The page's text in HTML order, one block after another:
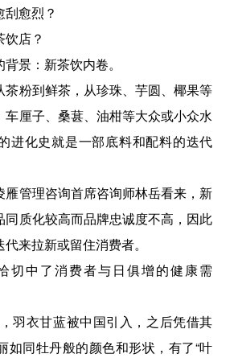
愈烈？
店？
景：新茶饮内卷。
茶粉到鲜茶，从珍珠、芋圆、椰果等
厘子、桑葚、油柑等大众或小众水
进化史就是一部底料和配料的迭代
雁管理咨询首席咨询师林岳看来，新
同质化较高而品牌忠诚度不高，因此
来拉新或留住消费者。
切中了消费者与日俱增的健康需
羽衣甘蓝被中国引入，之后凭借其
如同牡丹般的颜色和形状，有了“叶